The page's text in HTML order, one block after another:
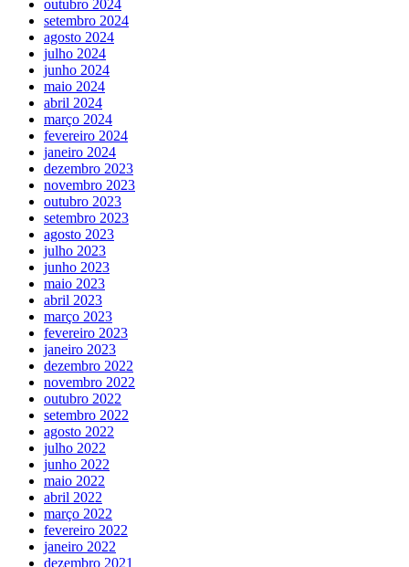
outubro 2024
setembro 2024
agosto 2024
julho 2024
junho 2024
maio 2024
abril 2024
março 2024
fevereiro 2024
janeiro 2024
dezembro 2023
novembro 2023
outubro 2023
setembro 2023
agosto 2023
julho 2023
junho 2023
maio 2023
abril 2023
março 2023
fevereiro 2023
janeiro 2023
dezembro 2022
novembro 2022
outubro 2022
setembro 2022
agosto 2022
julho 2022
junho 2022
maio 2022
abril 2022
março 2022
fevereiro 2022
janeiro 2022
dezembro 2021